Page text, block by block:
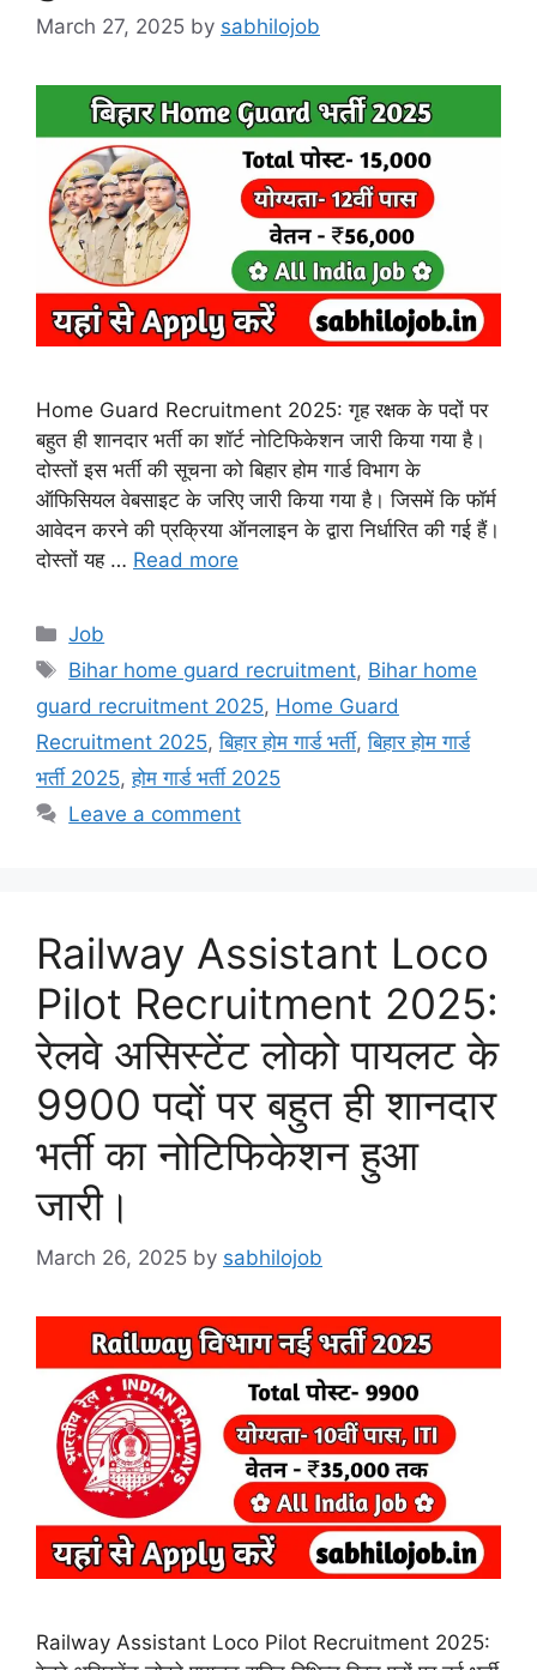
March 27, 2025 by sabhilojob
Home Guard Recruitment 2025: गृह रक्षक के पदों पर
बहुत ही शानदार भर्ती का शॉर्ट नोटिफिकेशन जारी किया गया है।
दोस्तों इस भर्ती की सूचना को बिहार होम गार्ड विभाग के
ऑफिसियल वेबसाइट के जरिए जारी किया गया है। जिसमें कि फॉर्म
आवेदन करने की प्रक्रिया ऑनलाइन के द्वारा निर्धारित की गई हैं।
दोस्तों यह … Read more
Categories
Job
Tags
Bihar home guard recruitment, Bihar home
guard recruitment 2025, Home Guard
Recruitment 2025,बिहार होम गार्ड भर्ती,बिहार होम गार्ड
भर्ती 2025,होम गार्ड भर्ती 2025
Leave a comment
Railway Assistant Loco
Pilot Recruitment 2025:
रेलवे असिस्टेंट लोको पायलट के
9900 पदों पर बहुत ही शानदार
भर्ती का नोटिफिकेशन हुआ
जारी।
March 26, 2025 by sabhilojob
Railway Assistant Loco Pilot Recruitment 2025: